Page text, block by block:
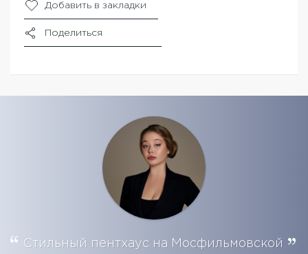
Добавить в закладки
Поделиться
Стильный пентхаус на Мосфильмовской